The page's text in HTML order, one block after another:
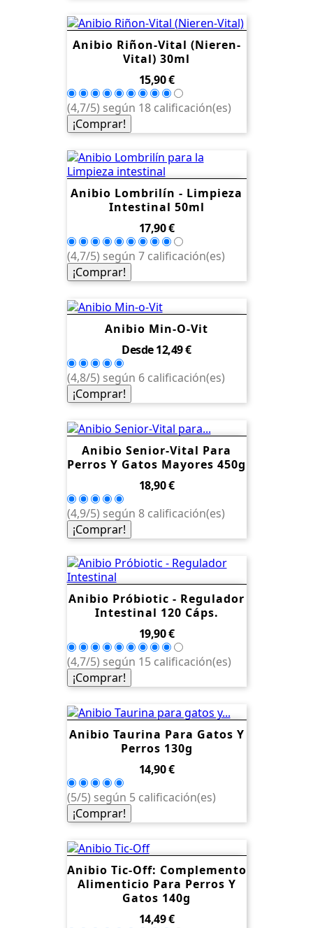
Anibio Riñon-Vital (Nieren-
Vital) 30ml
Precio
15,90 €
(4,7/5) según 18 calificación(es)
¡Comprar!
Anibio Lombrilín - Limpieza
Intestinal 50ml
Precio
17,90 €
(4,7/5) según 7 calificación(es)
¡Comprar!
Anibio Min-O-Vit
DesdePrecio
12,49 €
(4,8/5) según 6 calificación(es)
¡Comprar!
Anibio Senior-Vital Para
Perros Y Gatos Mayores 450g
Precio
18,90 €
(4,9/5) según 8 calificación(es)
¡Comprar!
Anibio Próbiotic - Regulador
Intestinal 120 Cáps.
Precio
19,90 €
(4,7/5) según 15 calificación(es)
¡Comprar!
Anibio Taurina Para Gatos Y
Perros 130g
Precio
14,90 €
(5/5) según 5 calificación(es)
¡Comprar!
Anibio Tic-Off: Complemento
Alimenticio Para Perros Y
Gatos 140g
Precio
14,49 €